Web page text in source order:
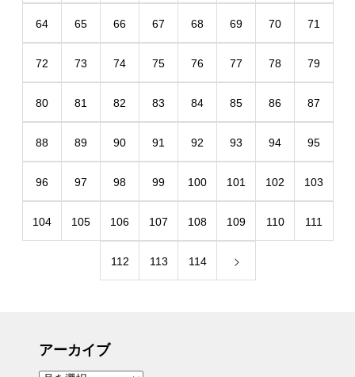
64 65 66 67 68 69 70 71
72 73 74 75 76 77 78 79
80 81 82 83 84 85 86 87
88 89 90 91 92 93 94 95
96 97 98 99 100 101 102 103
104 105 106 107 108 109 110 111
112 113 114
アーカイブ